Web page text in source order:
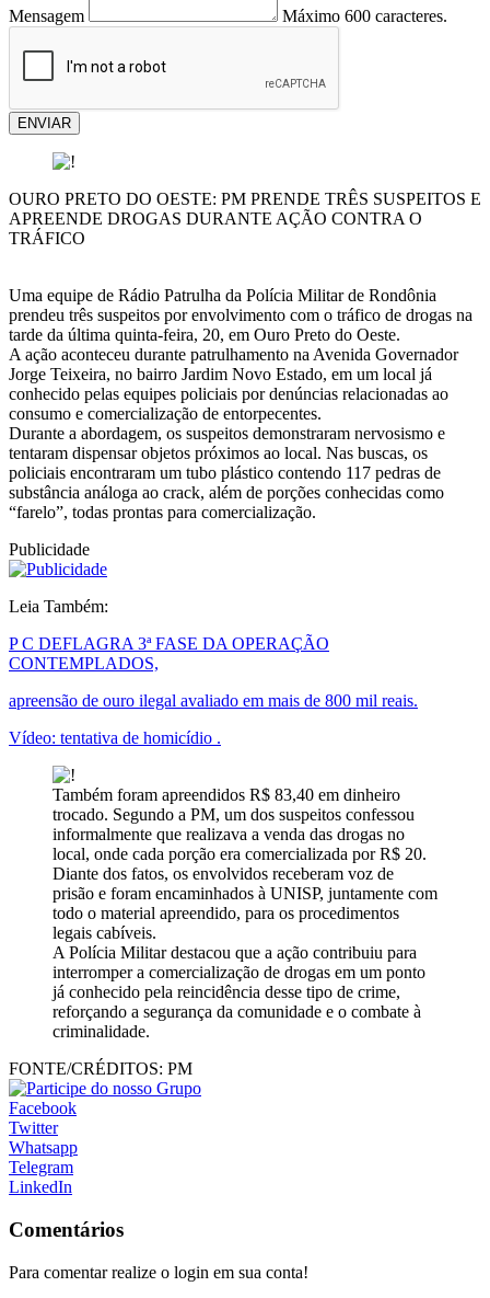
Mensagem Máximo 600 caracteres.
ENVIAR
OURO PRETO DO OESTE: PM PRENDE TRÊS SUSPEITOS E
APREENDE DROGAS DURANTE AÇÃO CONTRA O
TRÁFICO
Uma equipe de Rádio Patrulha da Polícia Militar de Rondônia
prendeu três suspeitos por envolvimento com o tráfico de drogas na
tarde da última quinta-feira, 20, em Ouro Preto do Oeste.
A ação aconteceu durante patrulhamento na Avenida Governador
Jorge Teixeira, no bairro Jardim Novo Estado, em um local já
conhecido pelas equipes policiais por denúncias relacionadas ao
consumo e comercialização de entorpecentes.
Durante a abordagem, os suspeitos demonstraram nervosismo e
tentaram dispensar objetos próximos ao local. Nas buscas, os
policiais encontraram um tubo plástico contendo 117 pedras de
substância análoga ao crack, além de porções conhecidas como
“farelo”, todas prontas para comercialização.
Publicidade
Leia Também:
P C DEFLAGRA 3ª FASE DA OPERAÇÃO
CONTEMPLADOS,
apreensão de ouro ilegal avaliado em mais de 800 mil reais.
Vídeo: tentativa de homicídio .
Também foram apreendidos R$ 83,40 em dinheiro
trocado. Segundo a PM, um dos suspeitos confessou
informalmente que realizava a venda das drogas no
local, onde cada porção era comercializada por R$ 20.
Diante dos fatos, os envolvidos receberam voz de
prisão e foram encaminhados à UNISP, juntamente com
todo o material apreendido, para os procedimentos
legais cabíveis.
A Polícia Militar destacou que a ação contribuiu para
interromper a comercialização de drogas em um ponto
já conhecido pela reincidência desse tipo de crime,
reforçando a segurança da comunidade e o combate à
criminalidade.
FONTE/CRÉDITOS: PM
Facebook
Twitter
Whatsapp
Telegram
LinkedIn
Comentários
Para comentar realize o login em sua conta!